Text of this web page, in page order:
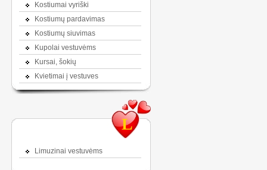
Kostiumai vyriški
Kostiumų pardavimas
Kostiumų siuvimas
Kupolai vestuvėms
Kursai, šokių
Kvietimai į vestuves
L
Limuzinai vestuvėms